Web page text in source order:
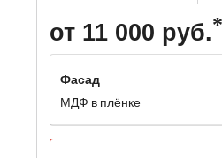
от 11 000 руб.
Фасад
МДФ в плёнке